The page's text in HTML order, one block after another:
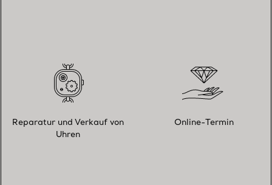
Reparatur und Verkauf von
Uhren
Online-Termin